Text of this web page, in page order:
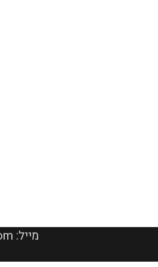
050-4555462 :טלפון | guy.sagy68@gmail.com :מייל